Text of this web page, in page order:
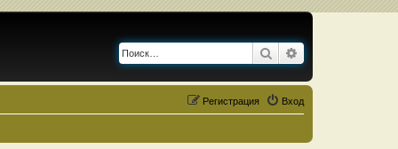
Поиск
Вход
Регистрация